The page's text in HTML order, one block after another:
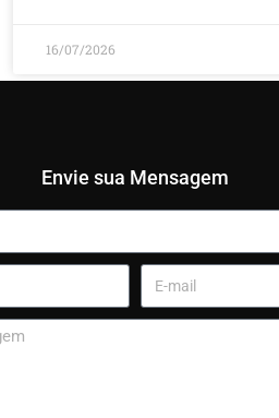
16/07/2026
Envie sua Mensagem